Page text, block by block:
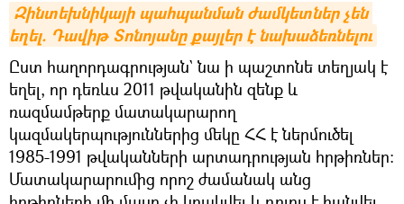
Զինտեխնիկայի պահպանման ժամկետներ չեն
եղել. Դավիթ Տոնոյանը քայլեր է նախաձեռնելու
Ըստ հաղորդագրության` նա ի պաշտոնե տեղյակ է
եղել, որ դեռևս 2011 թվականին զենք և
ռազմամթերք մատակարարող
կազմակերպություններից մեկը ՀՀ է ներմուծել
1985-1991 թվականների արտադրության հրթիռներ։
Մատակարարումից որոշ ժամանակ անց